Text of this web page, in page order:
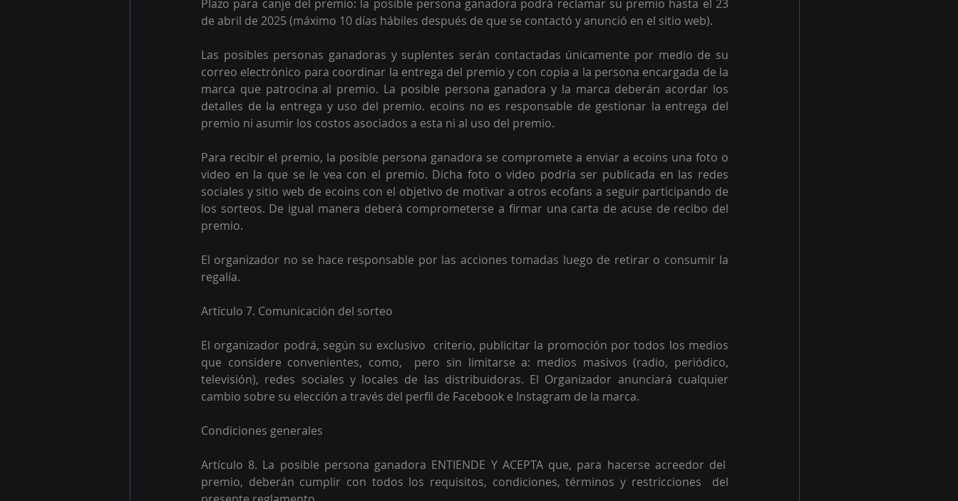
Plazo para canje del premio: la posible persona ganadora podrá reclamar su premio hasta el 23
de abril de 2025 (máximo 10 días hábiles después de que se contactó y anunció en el sitio web).
Las posibles personas ganadoras y suplentes serán contactadas únicamente por medio de su
correo electrónico para coordinar la entrega del premio y con copia a la persona encargada de la
marca que patrocina al premio. La posible persona ganadora y la marca deberán acordar los
detalles de la entrega y uso del premio. ecoins no es responsable de gestionar la entrega del
premio ni asumir los costos asociados a esta ni al uso del premio.
Para recibir el premio, la posible persona ganadora se compromete a enviar a ecoins una foto o
video en la que se le vea con el premio. Dicha foto o video podría ser publicada en las redes
sociales y sitio web de ecoins con el objetivo de motivar a otros ecofans a seguir participando de
los sorteos. De igual manera deberá comprometerse a firmar una carta de acuse de recibo del
premio.
El organizador no se hace responsable por las acciones tomadas luego de retirar o consumir la
regalía.
Artículo 7. Comunicación del sorteo
El organizador podrá, según su exclusivo  criterio, publicitar la promoción por todos los medios
que considere convenientes, como,  pero sin limitarse a: medios masivos (radio, periódico,
televisión), redes sociales y locales de las distribuidoras. El Organizador anunciará cualquier
cambio sobre su elección a través del perfil de Facebook e Instagram de la marca.
Condiciones generales
Artículo 8. La posible persona ganadora ENTIENDE Y ACEPTA que, para hacerse acreedor del
premio, deberán cumplir con todos los requisitos, condiciones, términos y restricciones  del